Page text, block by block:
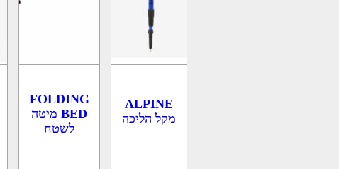
ALPINE
מקל הליכה
FOLDING
BED מיטה
לשטח